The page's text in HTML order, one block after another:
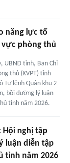
năng lực tổ
phòng thủ
UBND tỉnh, Ban Chỉ
thủ (KVPT) tỉnh
Tư lệnh Quân khu 2
bồi dưỡng lý luận
tỉnh năm 2026.
Hội nghị tập
luận diễn tập
tỉnh năm 2026